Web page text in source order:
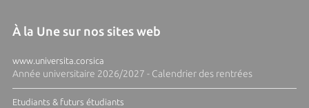
À la Une sur nos sites web
www.universita.corsica
Année universitaire 2026/2027 - Calendrier des rentrées
Etudiants & futurs étudiants